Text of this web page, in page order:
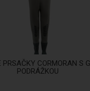
PRSAČKY CORMORAN S
PODRÁŽKOU